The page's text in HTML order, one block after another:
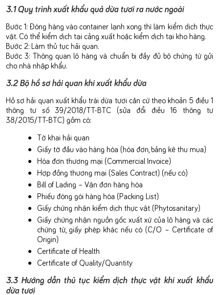
3.1 Quy trình xuất khẩu quả dừa tươi ra nước ngoài
Bước 1: Đóng hàng vào container lạnh xong thì làm kiểm dịch thực
vật. Có thể kiểm dịch tại cảng xuất hoặc kiểm dịch tại kho hàng.
Bước 2: Làm thủ tục hải quan.
Bước 3: Thông quan lô hàng và chuẩn bị đầy đủ bộ chứng từ gửi
cho nhà nhập khẩu.
3.2 Bộ hồ sơ hải quan khi xuất khẩu dừa
Hồ sơ hải quan xuất khẩu trái dừa tươi căn cứ theo khoản 5 điều 1
thông tư số 39/2018/TT-BTC (sửa đổi điều 16 thông tư
38/2015/TT-BTC) gồm có:
Tờ khai hải quan
Giấy tờ đầu vào hàng hóa (hóa đơn, bảng kê thu mua)
Hóa đơn thương mại (Commercial Invoice)
Hợp đồng thương mại (Sales Contract) (nếu có)
Bill of Lading – Vận đơn hàng hóa
Phiếu đóng gói hàng hóa (Packing List)
Giấy chứng nhận kiểm dịch thực vật (Phytosanitary)
Giấy chứng nhận nguồn gốc xuất xứ của lô hàng và các
chứng từ, giấy phép khác nếu có (C/O – Certificate of
Origin)
Certificate of Health
Certificate of Quality/Quantity
3.3 Hướng dẫn thủ tục kiểm dịch thực vật khi xuất khẩu
dừa tươi